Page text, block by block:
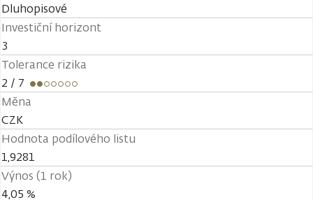
Dluhopisové
Investiční horizont
3
Tolerance rizika
2 / 7
Měna
CZK
Hodnota podílového listu
1,9281
Výnos (1 rok)
4,05 %